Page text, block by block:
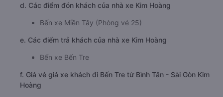
d. Các điểm đón khách của nhà xe Kim Hoàng
Bến xe Miền Tây (Phòng vé 25)
e. Các điểm trả khách của nhà xe Kim Hoàng
Bến xe Bến Tre
f. Giá vé giá xe khách đi Bến Tre từ Bình Tân - Sài Gòn Kim
Hoàng